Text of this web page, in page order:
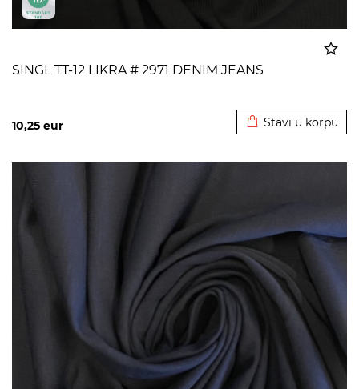
SINGL TT-12 LIKRA # 2971 DENIM JEANS
10,25 eur Stavi u korpu